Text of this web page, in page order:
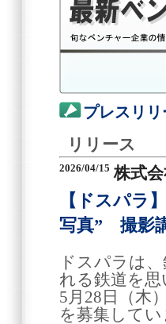
プレスリリ
リリース
2026/04/15 株式
【ドスパラ
写真” 撮影
ドスパラは
れる鉄道を
5月28日（木
を募集してい